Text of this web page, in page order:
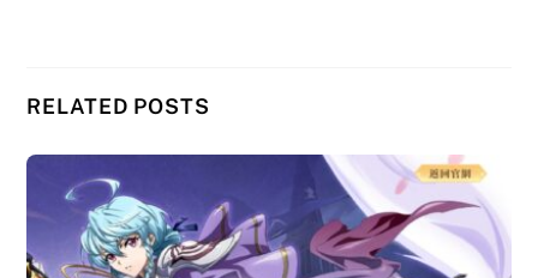
RELATED POSTS